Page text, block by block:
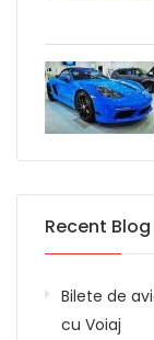
Recent
Bilete de
cu Voiaj